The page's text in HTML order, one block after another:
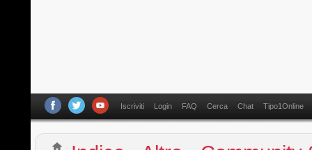
Iscriviti Login FAQ Cerca Chat Tipo1Online